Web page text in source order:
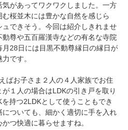
があってワクワクしました。一方
桜並木には豊かな自然を感じら
できそう。今回は紹介しきれませ
尊や五百羅漢寺などの有名な寺院
28日には目黒不動尊縁日の縁日が
です。
ばお子さま２人の４人家族でお住
１人の場合はLDKの引き戸を取り
持つ2LDKとして使うこともでき
ついても、細かく適切に手を入れ
つ快適に暮らせますね。